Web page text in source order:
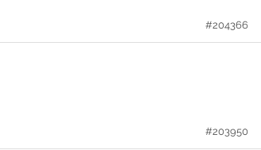
#204366
#203950